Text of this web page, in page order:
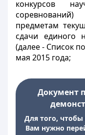
конкурсов
предметам
сдачи единого
(далее - Список
мая 2015 года;
Документ
Для того, чтобы
Вам нужно